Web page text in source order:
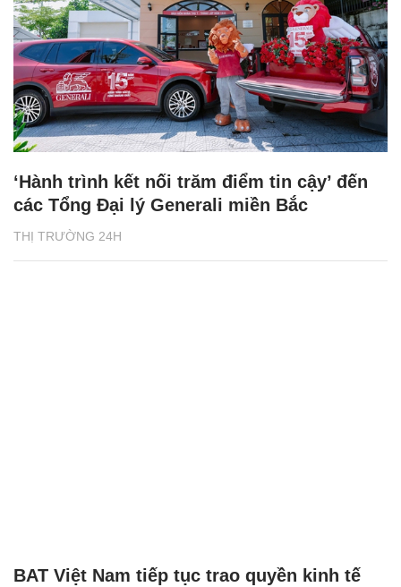
THỊ TRƯỜNG 24H
‘Hành trình kết nối trăm điểm tin cậy’ đến
các Tổng Đại lý Generali miền Bắc
BAT Việt Nam tiếp tục trao quyền kinh tế